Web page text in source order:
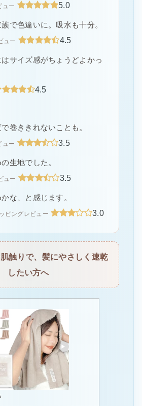
ュー 5.0
で色違いに。吸水も十分。
ュー 4.5
サイズ感がちょうどよかっ
4.5
巻ききれないことも。
ュー 3.5
生地でした。
ュー 3.5
な、と感じます。
ピングレビュー 3.0
触りで、髪にやさしく速乾
したい方へ